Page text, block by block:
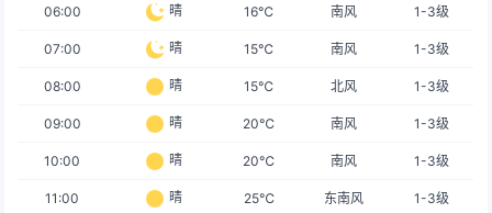
06:00 晴 16℃ 南风 1-3级
07:00 晴 15℃ 南风 1-3级
08:00 晴 15℃ 北风 1-3级
09:00 晴 20℃ 南风 1-3级
10:00 晴 20℃ 南风 1-3级
11:00 晴 25℃ 东南风 1-3级